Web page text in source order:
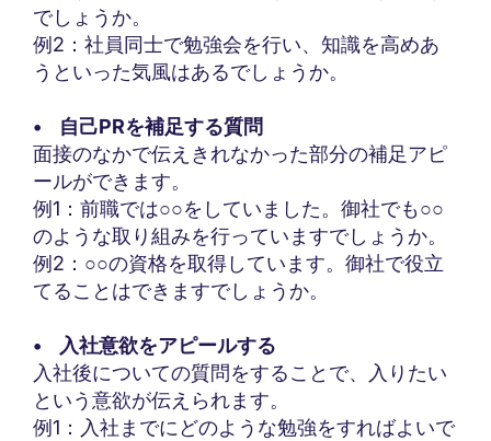
でしょうか。
例2：社員同士で勉強会を行い、知識を高めあ
うといった気風はあるでしょうか。
• 自己PRを補足する質問
面接のなかで伝えきれなかった部分の補足アピ
ールができます。
例1：前職では○○をしていました。御社でも○○
のような取り組みを行っていますでしょうか。
例2：○○の資格を取得しています。御社で役立
てることはできますでしょうか。
• 入社意欲をアピールする
入社後についての質問をすることで、入りたい
という意欲が伝えられます。
例1：入社までにどのような勉強をすればよいで